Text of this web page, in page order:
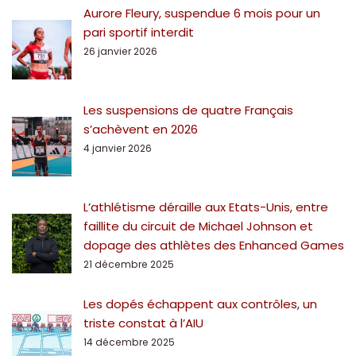
Aurore Fleury, suspendue 6 mois pour un
pari sportif interdit
26 janvier 2026
Les suspensions de quatre Français
s’achèvent en 2026
4 janvier 2026
L’athlétisme déraille aux Etats-Unis, entre
faillite du circuit de Michael Johnson et
dopage des athlètes des Enhanced Games
21 décembre 2025
Les dopés échappent aux contrôles, un
triste constat à l’AIU
14 décembre 2025